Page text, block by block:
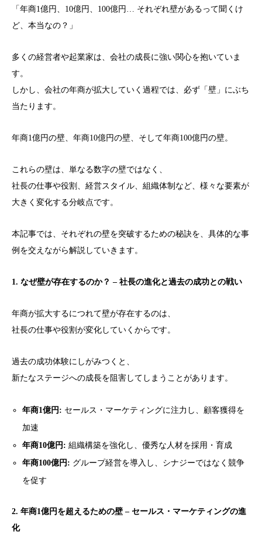
「年商1億円、10億円、100億円… それぞれ壁があるって聞くけ
ど、本当なの？」
多くの経営者や起業家は、会社の成長に強い関心を抱いていま
す。
しかし、会社の年商が拡大していく過程では、必ず「壁」にぶち
当たります。
年商1億円の壁、年商10億円の壁、そして年商100億円の壁。
これらの壁は、単なる数字の壁ではなく、
社長の仕事や役割、経営スタイル、組織体制など、様々な要素が
大きく変化する分岐点です。
本記事では、それぞれの壁を突破するための秘訣を、具体的な事
例を交えながら解説していきます。
1. なぜ壁が存在するのか？ – 社長の進化と過去の成功との戦い
年商が拡大するにつれて壁が存在するのは、
社長の仕事や役割が変化していくからです。
過去の成功体験にしがみつくと、
新たなステージへの成長を阻害してしまうことがあります。
年商1億円: セールス・マーケティングに注力し、顧客獲得を
加速
年商10億円: 組織構築を強化し、優秀な人材を採用・育成
年商100億円: グループ経営を導入し、シナジーではなく競争
を促す
2. 年商1億円を超えるための壁 – セールス・マーケティングの進
化